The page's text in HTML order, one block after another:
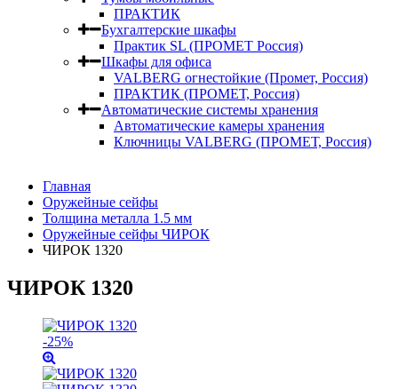
ПРАКТИК
Бухгалтерские шкафы
Практик SL (ПРОМЕТ Россия)
Шкафы для офиса
VALBERG огнестойкие (Промет, Россия)
ПРАКТИК (ПРОМЕТ, Россия)
Автоматические системы хранения
Автоматические камеры хранения
Ключницы VALBERG (ПРОМЕТ, Россия)
Главная
Оружейные сейфы
Толщина металла 1.5 мм
Оружейные сейфы ЧИРОК
ЧИРОК 1320
ЧИРОК 1320
-25%